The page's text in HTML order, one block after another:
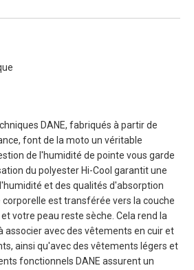
DANE, fabriqués à partir de
font de la moto un véritable
de l'humidité de pointe vous garde
du polyester Hi-Cool garantit une
et des qualités d'absorption
est transférée vers la couche
votre peau reste sèche. Cela rend la
associer avec des vêtements en cuir et
ainsi qu'avec des vêtements légers et
fonctionnels DANE assurent un